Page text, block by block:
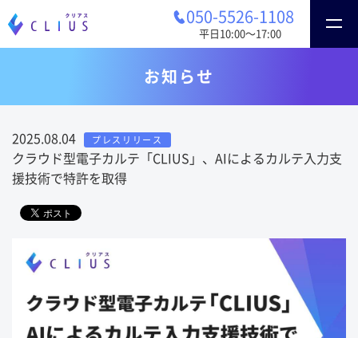
050-5526-1108
平日10:00〜17:00
お知らせ
2025.08.04 プレスリリース
クラウド型電子カルテ「CLIUS」、AIによるカルテ入力支
援技術で特許を取得